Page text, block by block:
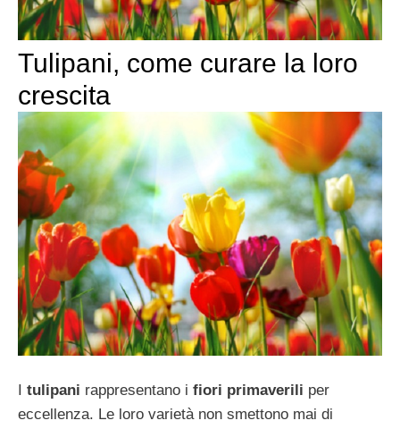
Tulipani, come curare la loro
crescita
tulipani rappresentano i fiori primaverili per
eccellenza. Le loro varietà non smettono mai di